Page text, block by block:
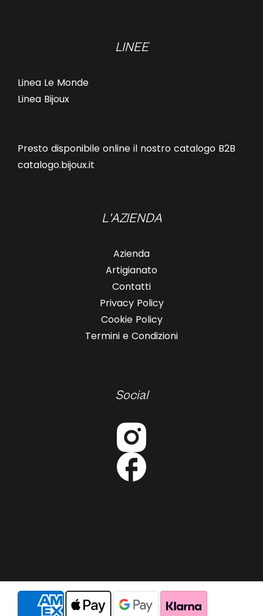
LINEE
Linea Le Monde
Linea Bijoux
Presto disponibile online il nostro catalogo B2B
catalogo.bijoux.it
L'AZIENDA
Azienda
Artigianato
Contatti
Privacy Policy
Cookie Policy
Termini e Condizioni
Social